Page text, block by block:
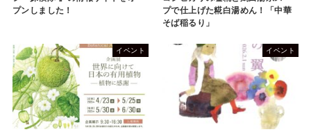
プンしました！
プで仕上げた糀白湯めん！「中華
そば稲るり」
イベント イベント